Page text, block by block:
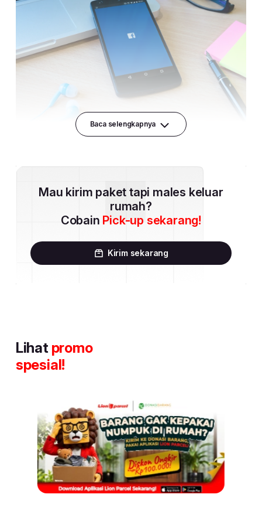
Baca selengkapnya
Mau kirim paket tapi males keluar
rumah?
Cobain Pick-up sekarang!
Kirim sekarang
Lihat promo
spesial!